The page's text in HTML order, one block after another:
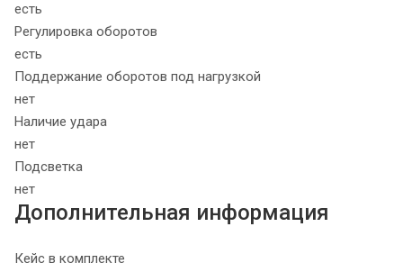
есть
Регулировка оборотов
есть
Поддержание оборотов под нагрузкой
нет
Наличие удара
нет
Подсветка
нет
Дополнительная информация
Кейс в комплекте